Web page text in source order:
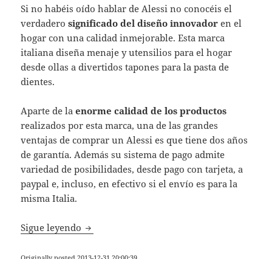
Si no habéis oído hablar de Alessi no conocéis el
verdaderosignificado del diseño innovador en el
hogar con una calidad inmejorable. Esta marca
italiana diseña menaje y utensilios para el hogar
desde ollas a divertidos tapones para la pasta de
dientes.
Aparte de laenorme calidad de los productos
realizados por esta marca, una de las grandes
ventajas de comprar un Alessi es que tiene dos años
de garantía. Además su sistema de pago admite
variedad de posibilidades, desde pago con tarjeta, a
paypal e, incluso, en efectivo si el envío es para la
misma Italia.
Sigue leyendo Diseño italiano para el menaje de tu